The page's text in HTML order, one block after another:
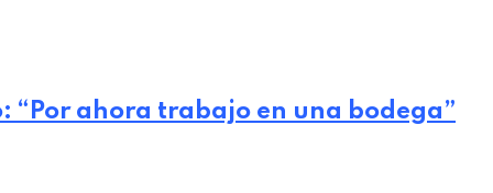
“Por ahora trabajo en una bodega”